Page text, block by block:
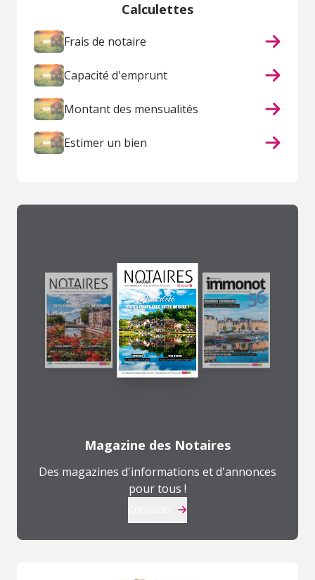
Calculettes
Frais de notaire
Capacité d'emprunt
Montant des mensualités
Estimer un bien
Magazine des Notaires
Des magazines d'informations et d'annonces
pour tous !